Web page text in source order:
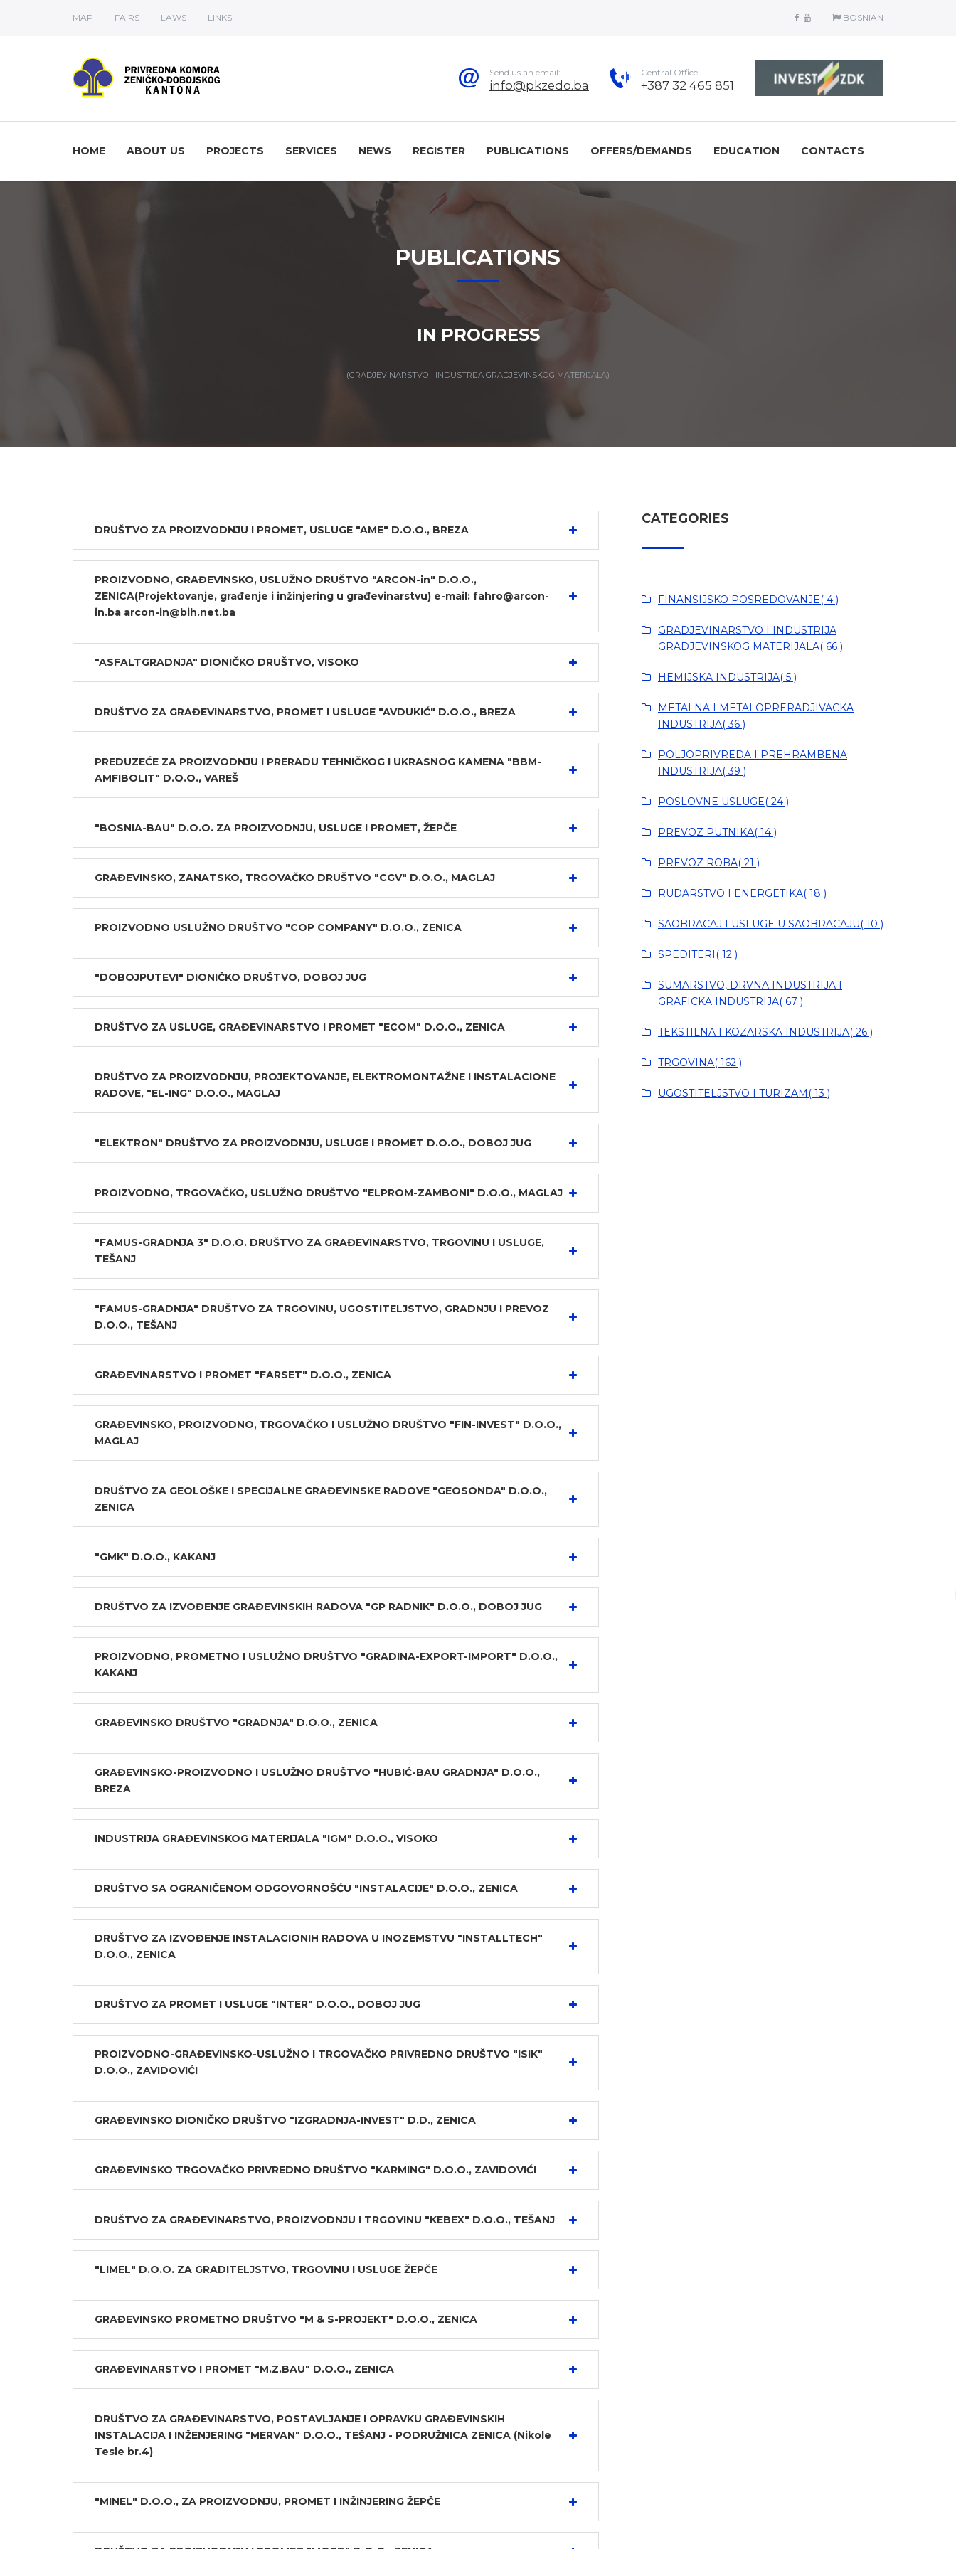
MAP FAIRS LAWS LINKS BOSNIAN
Send us an email:
info@pkzedo.ba
Central Office:
+387 32 465 851
HOME ABOUT US PROJECTS SERVICES NEWS REGISTER PUBLICATIONS OFFERS/DEMANDS EDUCATION CONTACTS
PUBLICATIONS
IN PROGRESS
(GRADJEVINARSTVO I INDUSTRIJA GRADJEVINSKOG MATERIJALA)
DRUŠTVO ZA PROIZVODNJU I PROMET, USLUGE "AME" D.O.O., BREZA
PROIZVODNO, GRAĐEVINSKO, USLUŽNO DRUŠTVO "ARCON-in" D.O.O.,
ZENICA(Projektovanje, građenje i inžinjering u građevinarstvu) e-mail: fahro@arcon-
in.ba arcon-in@bih.net.ba
"ASFALTGRADNJA" DIONIČKO DRUŠTVO, VISOKO
DRUŠTVO ZA GRAĐEVINARSTVO, PROMET I USLUGE "AVDUKIĆ" D.O.O., BREZA
PREDUZEĆE ZA PROIZVODNJU I PRERADU TEHNIČKOG I UKRASNOG KAMENA "BBM-
AMFIBOLIT" D.O.O., VAREŠ
"BOSNIA-BAU" D.O.O. ZA PROIZVODNJU, USLUGE I PROMET, ŽEPČE
GRAĐEVINSKO, ZANATSKO, TRGOVAČKO DRUŠTVO "CGV" D.O.O., MAGLAJ
PROIZVODNO USLUŽNO DRUŠTVO "COP COMPANY" D.O.O., ZENICA
"DOBOJPUTEVI" DIONIČKO DRUŠTVO, DOBOJ JUG
DRUŠTVO ZA USLUGE, GRAĐEVINARSTVO I PROMET "ECOM" D.O.O., ZENICA
DRUŠTVO ZA PROIZVODNJU, PROJEKTOVANJE, ELEKTROMONTAŽNE I INSTALACIONE
RADOVE, "EL-ING" D.O.O., MAGLAJ
"ELEKTRON" DRUŠTVO ZA PROIZVODNJU, USLUGE I PROMET D.O.O., DOBOJ JUG
PROIZVODNO, TRGOVAČKO, USLUŽNO DRUŠTVO "ELPROM-ZAMBONI" D.O.O., MAGLAJ
"FAMUS-GRADNJA 3" D.O.O. DRUŠTVO ZA GRAĐEVINARSTVO, TRGOVINU I USLUGE,
TEŠANJ
"FAMUS-GRADNJA" DRUŠTVO ZA TRGOVINU, UGOSTITELJSTVO, GRADNJU I PREVOZ
D.O.O., TEŠANJ
GRAĐEVINARSTVO I PROMET "FARSET" D.O.O., ZENICA
GRAĐEVINSKO, PROIZVODNO, TRGOVAČKO I USLUŽNO DRUŠTVO "FIN-INVEST" D.O.O.,
MAGLAJ
DRUŠTVO ZA GEOLOŠKE I SPECIJALNE GRAĐEVINSKE RADOVE "GEOSONDA" D.O.O.,
ZENICA
"GMK" D.O.O., KAKANJ
DRUŠTVO ZA IZVOĐENJE GRAĐEVINSKIH RADOVA "GP RADNIK" D.O.O., DOBOJ JUG
PROIZVODNO, PROMETNO I USLUŽNO DRUŠTVO "GRADINA-EXPORT-IMPORT" D.O.O.,
KAKANJ
GRAĐEVINSKO DRUŠTVO "GRADNJA" D.O.O., ZENICA
GRAĐEVINSKO-PROIZVODNO I USLUŽNO DRUŠTVO "HUBIĆ-BAU GRADNJA" D.O.O.,
BREZA
INDUSTRIJA GRAĐEVINSKOG MATERIJALA "IGM" D.O.O., VISOKO
DRUŠTVO SA OGRANIČENOM ODGOVORNOŠĆU "INSTALACIJE" D.O.O., ZENICA
DRUŠTVO ZA IZVOĐENJE INSTALACIONIH RADOVA U INOZEMSTVU "INSTALLTECH"
D.O.O., ZENICA
DRUŠTVO ZA PROMET I USLUGE "INTER" D.O.O., DOBOJ JUG
PROIZVODNO-GRAĐEVINSKO-USLUŽNO I TRGOVAČKO PRIVREDNO DRUŠTVO "ISIK"
D.O.O., ZAVIDOVIĆI
GRAĐEVINSKO DIONIČKO DRUŠTVO "IZGRADNJA-INVEST" D.D., ZENICA
GRAĐEVINSKO TRGOVAČKO PRIVREDNO DRUŠTVO "KARMING" D.O.O., ZAVIDOVIĆI
DRUŠTVO ZA GRAĐEVINARSTVO, PROIZVODNJU I TRGOVINU "KEBEX" D.O.O., TEŠANJ
"LIMEL" D.O.O. ZA GRADITELJSTVO, TRGOVINU I USLUGE ŽEPČE
GRAĐEVINSKO PROMETNO DRUŠTVO "M & S-PROJEKT" D.O.O., ZENICA
GRAĐEVINARSTVO I PROMET "M.Z.BAU" D.O.O., ZENICA
DRUŠTVO ZA GRAĐEVINARSTVO, POSTAVLJANJE I OPRAVKU GRAĐEVINSKIH
INSTALACIJA I INŽENJERING "MERVAN" D.O.O., TEŠANJ - PODRUŽNICA ZENICA (Nikole
Tesle br.4)
"MINEL" D.O.O., ZA PROIZVODNJU, PROMET I INŽINJERING ŽEPČE
CATEGORIES
FINANSIJSKO POSREDOVANJE( 4 )
GRADJEVINARSTVO I INDUSTRIJA
GRADJEVINSKOG MATERIJALA( 66 )
HEMIJSKA INDUSTRIJA( 5 )
METALNA I METALOPRERADJIVACKA
INDUSTRIJA( 36 )
POLJOPRIVREDA I PREHRAMBENA
INDUSTRIJA( 39 )
POSLOVNE USLUGE( 24 )
PREVOZ PUTNIKA( 14 )
PREVOZ ROBA( 21 )
RUDARSTVO I ENERGETIKA( 18 )
SAOBRACAJ I USLUGE U SAOBRACAJU( 10 )
SPEDITERI( 12 )
SUMARSTVO, DRVNA INDUSTRIJA I
GRAFICKA INDUSTRIJA( 67 )
TEKSTILNA I KOZARSKA INDUSTRIJA( 26 )
TRGOVINA( 162 )
UGOSTITELJSTVO I TURIZAM( 13 )